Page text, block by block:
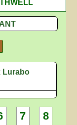
Lurabo
7 8